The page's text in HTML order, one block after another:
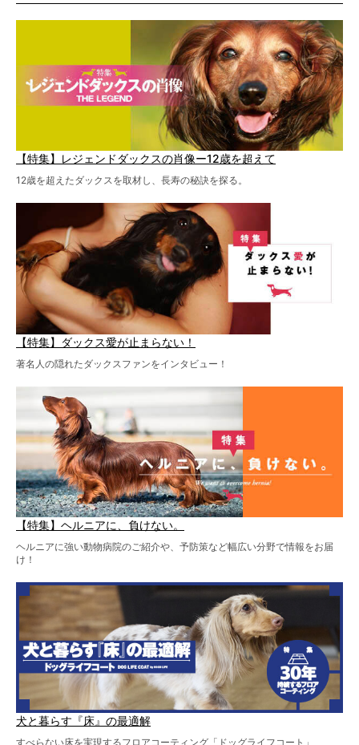
を点滴投与する治療により、歩けなかった子が投与37日で
【特集】レジェンドダックスの肖像ー12歳を超えて
12歳を超えたダックスを取材し、長寿の秘訣を探る。
【特集】ダックス愛が止まらない！
著名人の隠れたダックスファンをインタビュー！
【特集】ヘルニアに、負けない。
ヘルニアに強い動物病院のご紹介や、予防策など幅広い分野で情報をお届
け！
犬と暮らす『床』の最適解
すべらない床を実現するフロアコーティング「ドッグライフコート」